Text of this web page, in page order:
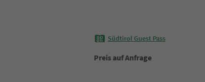
Südtirol Guest Pass
Preis auf Anfrage